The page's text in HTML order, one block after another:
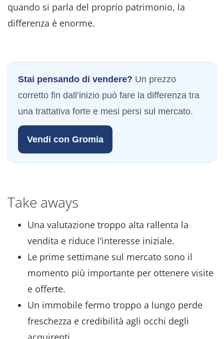
quando si parla del proprio patrimonio, la
differenza è enorme.
Stai pensando di vendere? Un prezzo
corretto fin dall’inizio può fare la differenza tra
una trattativa forte e mesi persi sul mercato.
Vendi con Gromia
Take aways
Una valutazione troppo alta rallenta la
vendita e riduce l’interesse iniziale.
Le prime settimane sul mercato sono il
momento più importante per ottenere visite
e offerte.
Un immobile fermo troppo a lungo perde
freschezza e credibilità agli occhi degli